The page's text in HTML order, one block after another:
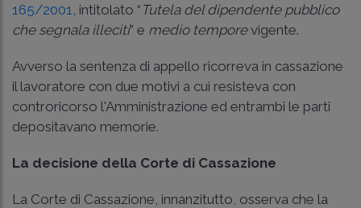
165/2001 , intitolato “ Tutela del dipendente pubblico
che segnala illeciti” e medio temporevigente.
Avverso la sentenza di appello ricorreva in cassazione
il lavoratore con due motivi a cui resisteva con
controricorso l'Amministrazione ed entrambi le parti
depositavano memorie.
La decisione della Corte di Cassazione
La Corte di Cassazione, innanzitutto, osserva che la